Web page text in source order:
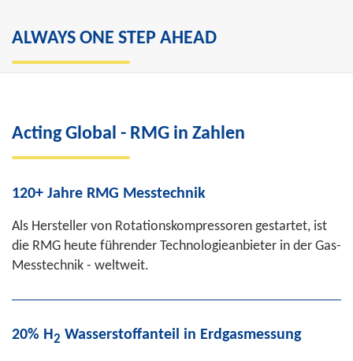
ALWAYS ONE STEP AHEAD
zuverlässiger Partner der Gasindustrie. Das
liefern.“
Thorsten Dietz , CEO, RMG Messtechnik
Acting Global - RMG in Zahlen
120+ Jahre RMG Messtechnik
Als Hersteller von Rotationskompressoren gestartet, ist
die RMG heute führender Technologieanbieter in der Gas-
Messtechnik - weltweit.
20% H2 Wasserstoffanteil in Erdgasmessung